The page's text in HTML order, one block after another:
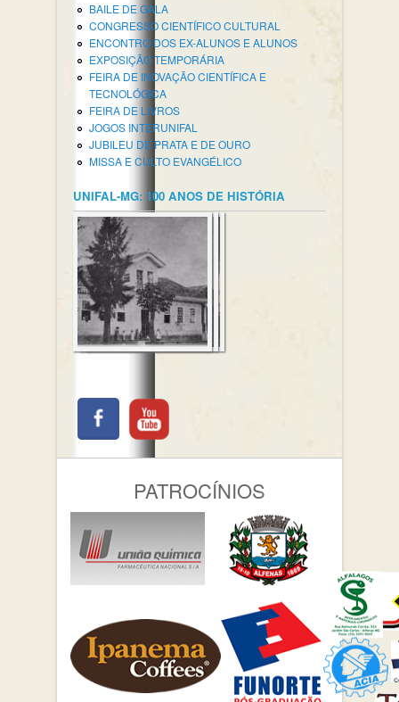
BAILE DE GALA
CONGRESSO CIENTÍFICO CULTURAL
ENCONTRO DOS EX-ALUNOS E ALUNOS
EXPOSIÇÃO TEMPORÁRIA
FEIRA DE INOVAÇÃO CIENTÍFICA E
TECNOLÓGICA
FEIRA DE LIVROS
JOGOS INTERUNIFAL
JUBILEU DE PRATA E DE OURO
MISSA E CULTO EVANGÉLICO
UNIFAL-MG: 100 ANOS DE HISTÓRIA
PATROCÍNIOS